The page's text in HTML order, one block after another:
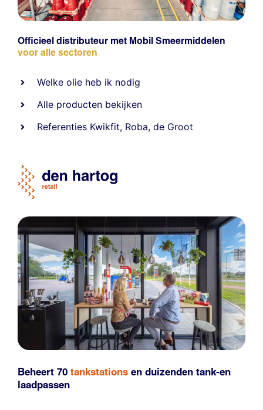
Officieel distributeur met Mobil Smeermiddelen
voor alle sectoren
Welke olie heb ik nodig
Alle producten bekijken
Referenties Kwikfit, Roba,de Groot
Beheert 70 tankstations en duizenden tank-en
laadpassen